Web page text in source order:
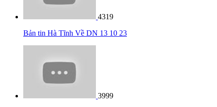
4319
Bản tin Hà Tĩnh Về DN 13 10 23
3999